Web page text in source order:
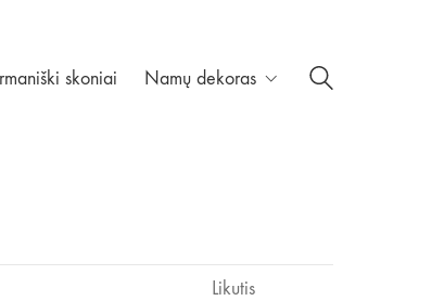
skoniai Namų dekoras
Likutis